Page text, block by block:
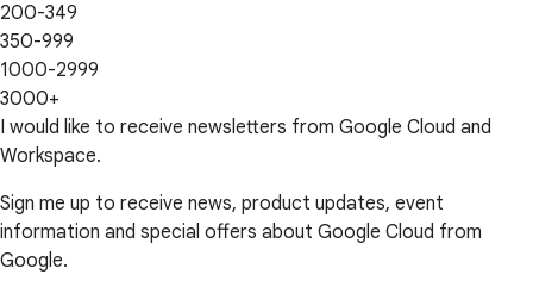
200-349
350-999
1000-2999
3000+
I would like to receive newsletters from Google Cloud and
Workspace.
Sign me up to receive news, product updates, event
information and special offers about Google Cloud from
Google.